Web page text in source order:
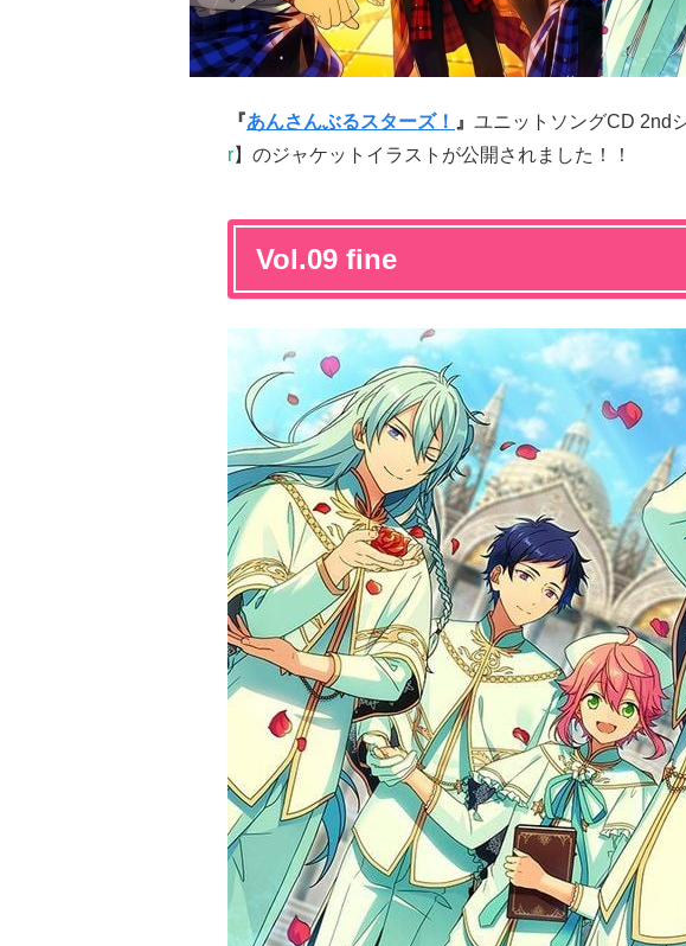
『あんさんぶるスターズ！ 』 ユニットソングCD 2nd
r】のジャケットイラストが公開されました！！
Vol.09 fine